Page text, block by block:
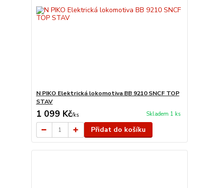
N PIKO Elektrická lokomotiva BB 9210 SNCF TOP
STAV
1 099 Kč/ks Skladem 1 ks
Přidat do košíku